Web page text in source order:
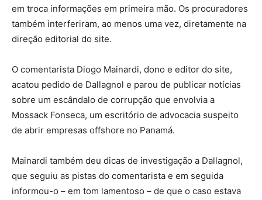
em troca informações em primeira mão. Os procuradores
também interferiram, ao menos uma vez, diretamente na
direção editorial do site.
O comentarista Diogo Mainardi, dono e editor do site,
acatou pedido de Dallagnol e parou de publicar notícias
sobre um escândalo de corrupção que envolvia a
Mossack Fonseca, um escritório de advocacia suspeito
de abrir empresas offshore no Panamá.
Mainardi também deu dicas de investigação a Dallagnol,
que seguiu as pistas do comentarista e em seguida
informou-o – em tom lamentoso – de que o caso estava